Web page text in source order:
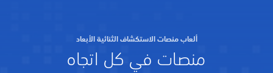
ألعاب منصات الاستكشاف الثنائية الأبعاد
منصات في كل اتجاه